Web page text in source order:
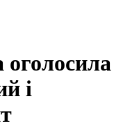
оголосила
і